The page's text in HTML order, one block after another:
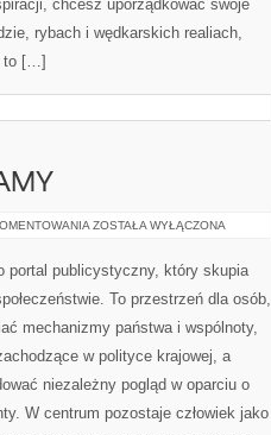
chcesz uporządkować swoje
rybach i wędkarskich realiach,
to […]
UNIJNE
PROGRAMY
ZOSTAŁA WYŁĄCZONA
portal publicystyczny, który skupia
To przestrzeń dla osób,
mechanizmy państwa i wspólnoty,
w polityce krajowej, a
niezależny pogląd w oparciu o
W centrum pozostaje człowiek jako